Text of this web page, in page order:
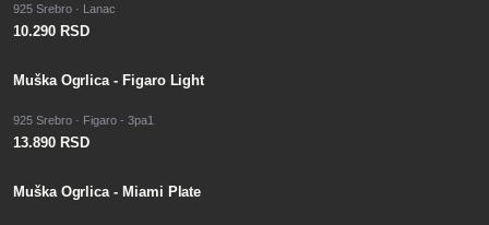
925 Srebro · Lanac
10.290 RSD
Muška Ogrlica - Figaro Light
925 Srebro · Figaro - 3pa1
13.890 RSD
−22%
SALE
Muška Ogrlica - Miami Plate